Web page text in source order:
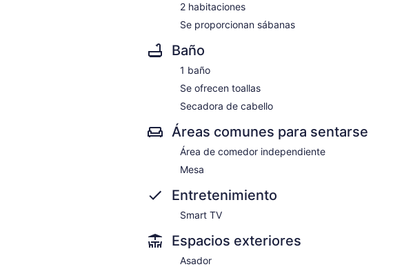
2 habitaciones
Se proporcionan sábanas
Baño
1 baño
Se ofrecen toallas
Secadora de cabello
Áreas comunes para sentarse
Área de comedor independiente
Mesa
Entretenimiento
Smart TV
Espacios exteriores
Asador